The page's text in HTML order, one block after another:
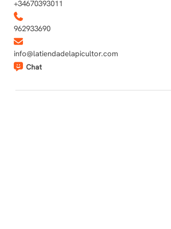
+34670393011
962933690
info@latiendadelapicultor.com
Chat